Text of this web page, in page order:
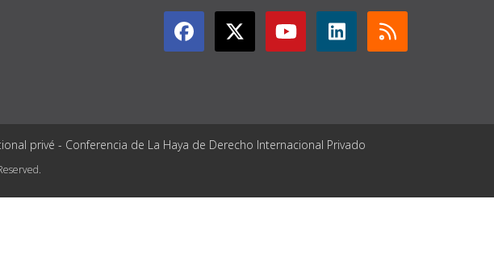
privé - Conferencia de La Haya de Derecho Internacional Privado